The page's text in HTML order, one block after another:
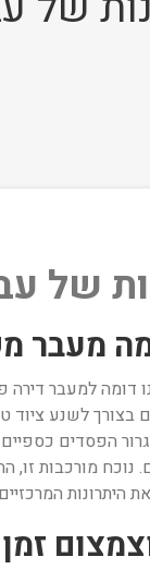
של
מעבר
דומה למעבר דירה
הפסדים
נוכח מורכבות
היתרונות